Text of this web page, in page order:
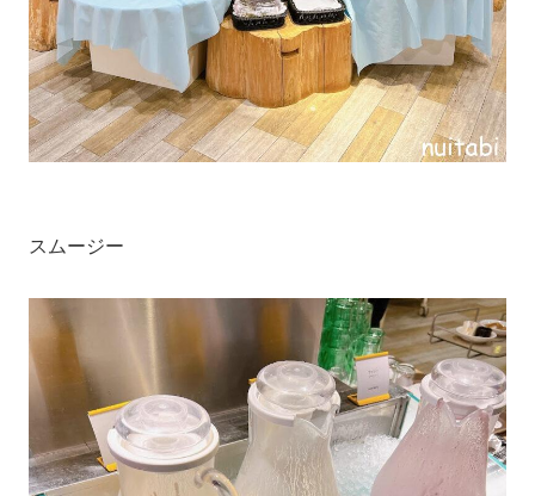
スムージー